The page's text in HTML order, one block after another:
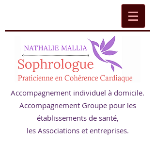
Accompagnement individuel à domicile.
Accompagnement Groupe pour les
établissements de santé,
les Associations et entreprises.